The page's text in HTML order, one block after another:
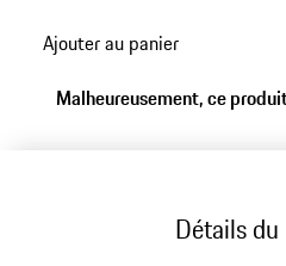
Ajouter au panier
Malheureusement, ce
Détails